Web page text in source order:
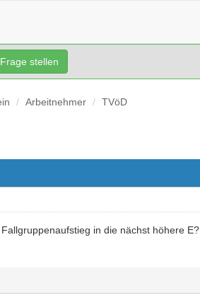
Frage stellen
Arbeitnehmer TVöD
in die nächst höhere E?